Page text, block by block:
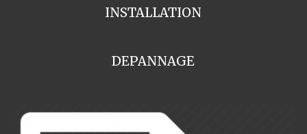
INSTALLATION
DEPANNAGE